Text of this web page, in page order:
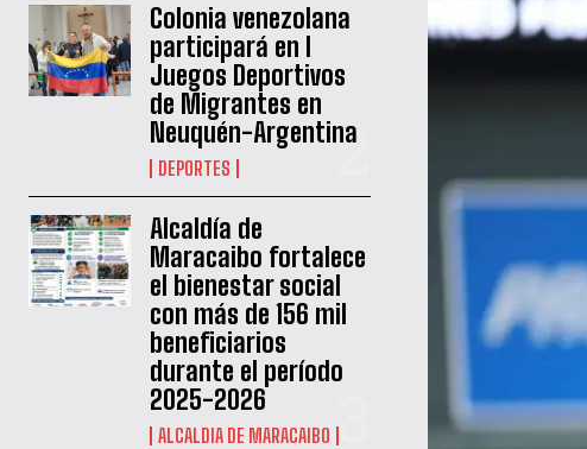
Colonia venezolana
participará en I
Juegos Deportivos
de Migrantes en
Neuquén-Argentina
DEPORTES
Alcaldía de
Maracaibo fortalece
el bienestar social
con más de 156 mil
beneficiarios
durante el período
2025-2026
ALCALDIA DE MARACAIBO